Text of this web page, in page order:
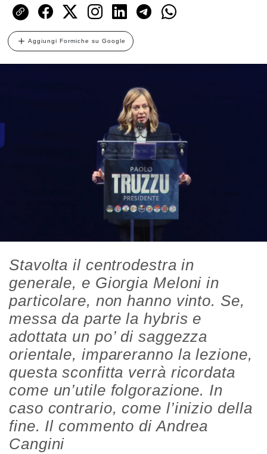
Aggiungi Formiche su Google
Stavolta il centrodestra in
generale, e Giorgia Meloni in
particolare, non hanno vinto. Se,
messa da parte la hybris e
adottata un po’ di saggezza
orientale, impareranno la lezione,
questa sconfitta verrà ricordata
come un’utile folgorazione. In
caso contrario, come l’inizio della
fine. Il commento di Andrea
Cangini